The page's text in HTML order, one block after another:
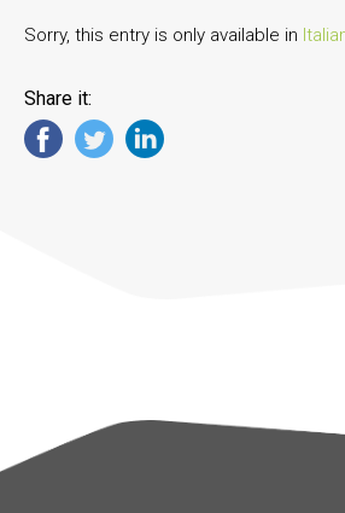
Sorry, this entry is only available in
Share it: